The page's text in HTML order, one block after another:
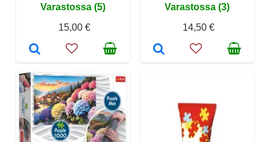
Varastossa (5)
15,00 €
Varastossa (3)
14,50 €